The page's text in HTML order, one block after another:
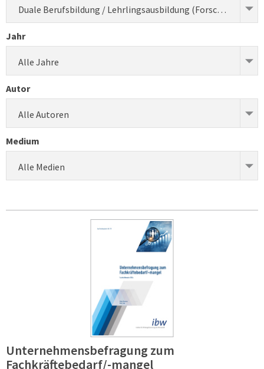
Duale Berufsbildung / Lehrlingsausbildung (Forschung)
Jahr
Alle Jahre
Autor
Alle Autoren
Medium
Alle Medien
Unternehmensbefragung zum
Fachkräftebedarf/-mangel